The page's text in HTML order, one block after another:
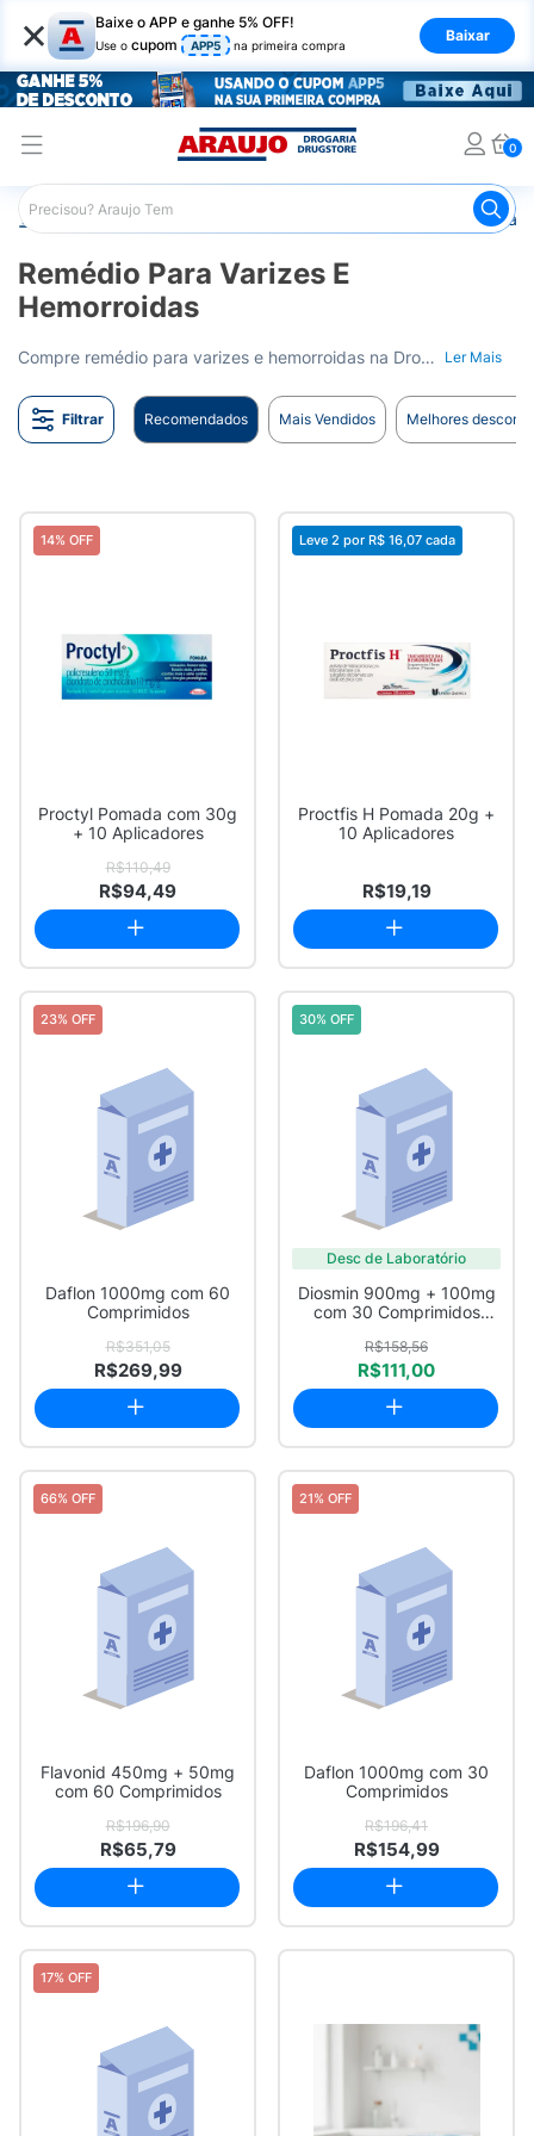
× Baixe o APP e ganhe 5% OFF!
Use o cupom APP5 na primeira compra
Baixar
0
Araujo Medicamentos Remédio para o Sistema
Remédio Para Varizes E
Hemorroidas
Compre remédio para varizes e hemorroidas na Drogaria Araujo. Alivie o desconforto e melhore a saúde vascular. Entrega para todo o Brasil. Ler Mais
Filtrar Recomendados Mais Vendidos Melhores
14% OFF
Proctyl Pomada com 30g
+ 10 Aplicadores
R$110,49
R$94,49
Leve 2 por R$ 16,07 cada
Proctfis H Pomada 20g +
10 Aplicadores
R$19,19
23% OFF
Daflon 1000mg com 60
Comprimidos
R$351,05
R$269,99
30% OFF
Desc de Laboratório
Diosmin 900mg + 100mg
com 30 Comprimidos
R$158,56
R$111,00
66% OFF
Flavonid 450mg + 50mg
com 60 Comprimidos
R$196,90
R$65,79
21% OFF
Daflon 1000mg com 30
Comprimidos
R$196,41
R$154,99
17% OFF